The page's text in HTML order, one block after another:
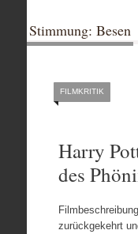
Stimmung: Besen
FILMKRITIK
Harry
des
zurückgekehrt